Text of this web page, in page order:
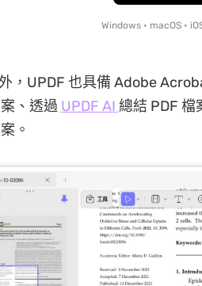
Windows • macOS •
，UPDF 也具備 Adobe
、透過 UPDF AI 總結 PDF
。